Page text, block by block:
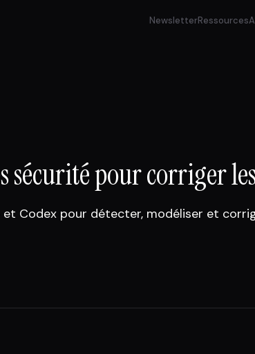
NewsletterRessources
sécurité pour corriger
Codex pour détecter, modéliser et